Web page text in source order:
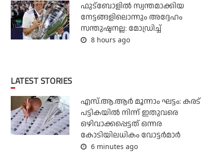
ഫുട്ബോളില്‍ സ്വന്തമാക്കിയ
നേട്ടങ്ങളിലൊന്നും അദ്ദേഹം
സന്തുഷ്ടനല്ല: മോഡ്രിച്ച്
8 hours ago
LATEST STORIES
എസ്.ആ.ആര്‍ മൂന്നാം ഘട്ടം: കരട്
പട്ടികയില്‍ നിന്ന് ഇതുവരെ
ഒഴിവാക്കപ്പെട്ടത് ഒന്നര
കോടിയിലധികം വോട്ടര്‍മാര്‍
6 minutes ago